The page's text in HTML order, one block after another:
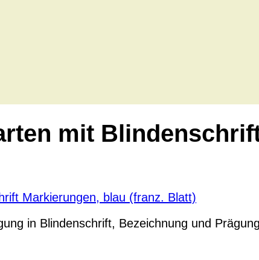
mit
in Blindenschrift, Bezeichnung und